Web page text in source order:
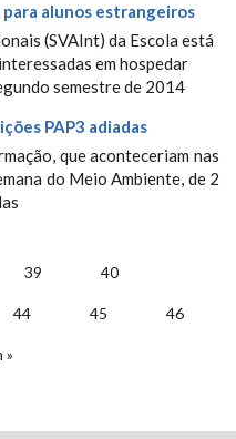
alunos estrangeiros
(SVAInt) da Escola está
em hospedar
semestre de 2014
PAP3 adiadas
que aconteceriam nas
do Meio Ambiente, de 2
39 40
44 45 46
»